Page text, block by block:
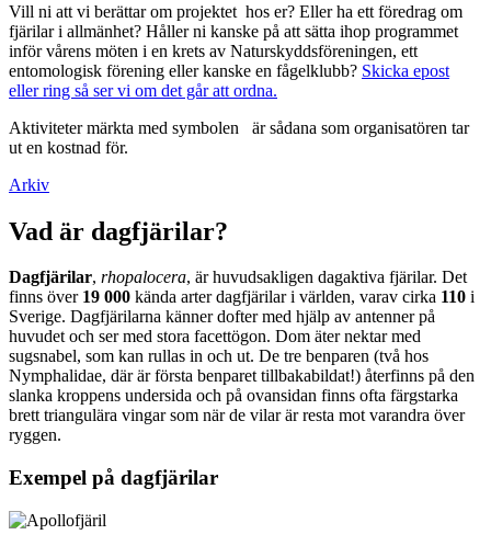
Vill ni att vi berättar om projektet hos er? Eller ha ett föredrag om
fjärilar i allmänhet? Håller ni kanske på att sätta ihop programmet
inför vårens möten i en krets av Naturskyddsföreningen, ett
entomologisk förening eller kanske en fågelklubb? Skicka epost
eller ring så ser vi om det går att ordna.
Aktiviteter märkta med symbolen
är sådana som organisatören tar
ut en kostnad för.
Arkiv
Vad är dagfjärilar?
Dagfjärilar, rhopalocera, är huvudsakligen dagaktiva fjärilar. Det
finns över 19 000 kända arter dagfjärilar i världen, varav cirka 110 i
Sverige. Dagfjärilarna känner dofter med hjälp av antenner på
huvudet och ser med stora facettögon. Dom äter nektar med
sugsnabel, som kan rullas in och ut. De tre benparen (två hos
Nymphalidae, där är första benparet tillbakabildat!) återfinns på den
slanka kroppens undersida och på ovansidan finns ofta färgstarka
brett triangulära vingar som när de vilar är resta mot varandra över
ryggen.
Exempel på dagfjärilar